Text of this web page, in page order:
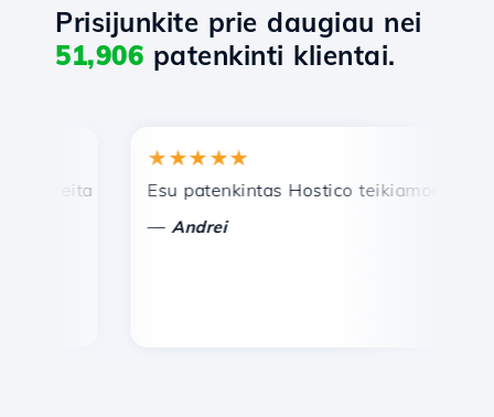
Prisijunkite prie daugiau nei
51,906 patenkinti klientai.
ir efektyvi techninė pagalba.
★★★★★
Esu patenkintas Hostico teikiamomis
Andrei